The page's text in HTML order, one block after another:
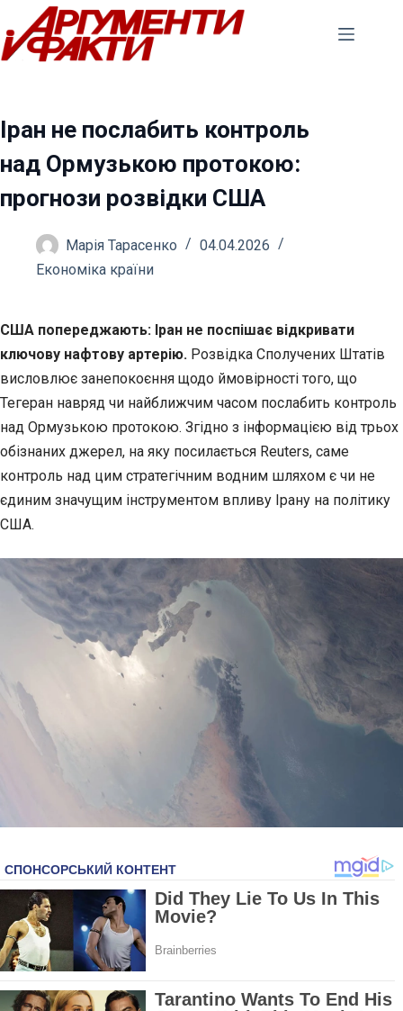
Перейти
до
вмісту
Іран не послабить контроль
над Ормузькою протокою:
прогнози розвідки США
Марія Тарасенко
04.04.2026
Економіка країни
США попереджають: Іран не поспішає відкривати
ключову нафтову артерію. Розвідка Сполучених Штатів
висловлює занепокоєння щодо ймовірності того, що
Тегеран навряд чи найближчим часом послабить контроль
над Ормузькою протокою. Згідно з інформацією від трьох
обізнаних джерел, на яку посилається Reuters, саме
контроль над цим стратегічним водним шляхом є чи не
єдиним значущим інструментом впливу Ірану на політику
США.